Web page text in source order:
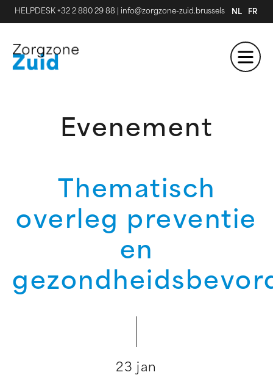
HELPDESK +32 2 880 29 88 info@zorgzone-zuid.brussels NL FR
Evenement
Thematisch
overleg preventie
en
23 jan